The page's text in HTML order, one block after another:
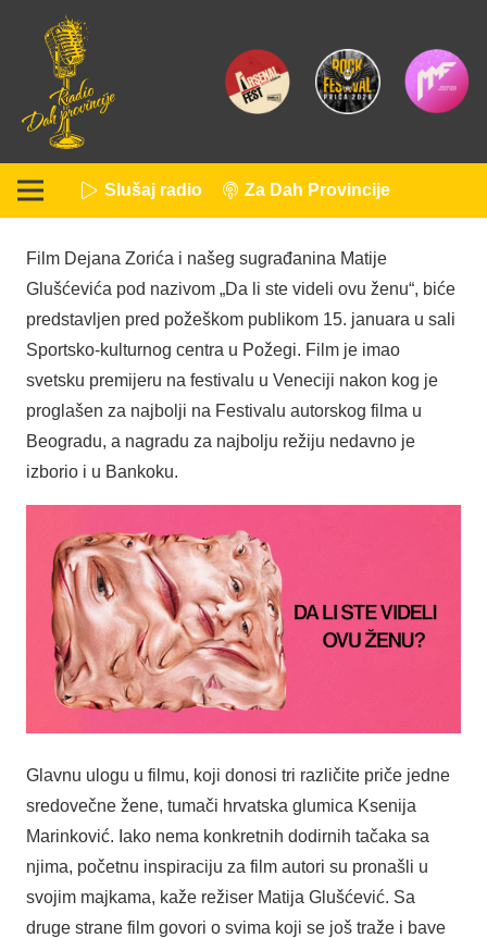
Slušaj radio Za Dah Provincije
Film Dejana Zorića i našeg sugrađanina Matije
Glušćevića pod nazivom „Da li ste videli ovu ženu“, biće
predstavljen pred požeškom publikom 15. januara u sali
Sportsko-kulturnog centra u Požegi. Film je imao
svetsku premijeru na festivalu u Veneciji nakon kog je
proglašen za najbolji na Festivalu autorskog filma u
Beogradu, a nagradu za najbolju režiju nedavno je
izborio i u Bankoku.
Glavnu ulogu u filmu, koji donosi tri različite priče jedne
sredovečne žene, tumači hrvatska glumica Ksenija
Marinković. Iako nema konkretnih dodirnih tačaka sa
njima, početnu inspiraciju za film autori su pronašli u
svojim majkama, kaže režiser Matija Glušćević. Sa
druge strane film govori o svima koji se još traže i bave